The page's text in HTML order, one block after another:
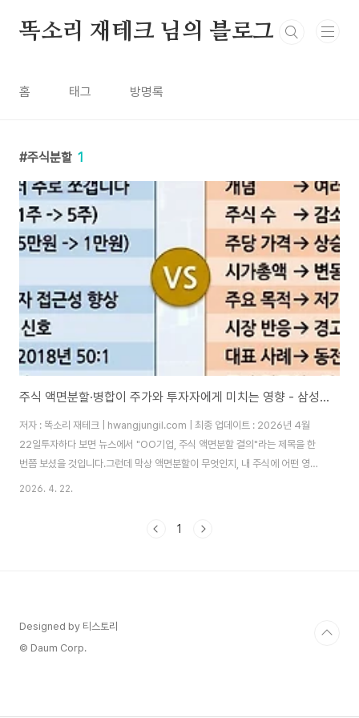
똑소리 재테크 님의 블로그
홈 태그 방명록
주식분할 1
주식 액면분할·병합이 주가와 투자자에게 미치는 영향 - 삼성전자, 애플, 테슬라 실사례로 완전 정복하는 주식 분할 · 병합의 모든 것
저자 : 똑소리 재테크 | hwangjungil.com | 최종 업데이트 : 2026년 4월
22일투자하다 보면 뉴스에서 "OO기업, 주식 액면분할 결의"라는 제목을 한
번쯤 보셨을 것입니다.그런데 막상 액면분할이 무엇인지, 내 주식에 어떤 영향
을 주는지 정확히 아는 투자자는 생각보다 많지 않습니다.따라서 이 글에서는
함께 완전히 정리해 드리겠습니다.목차주식 액면분할이란 무엇인가?액면병합
2026. 4. 22.
1
Designed by 티스토리
© Daum Corp.